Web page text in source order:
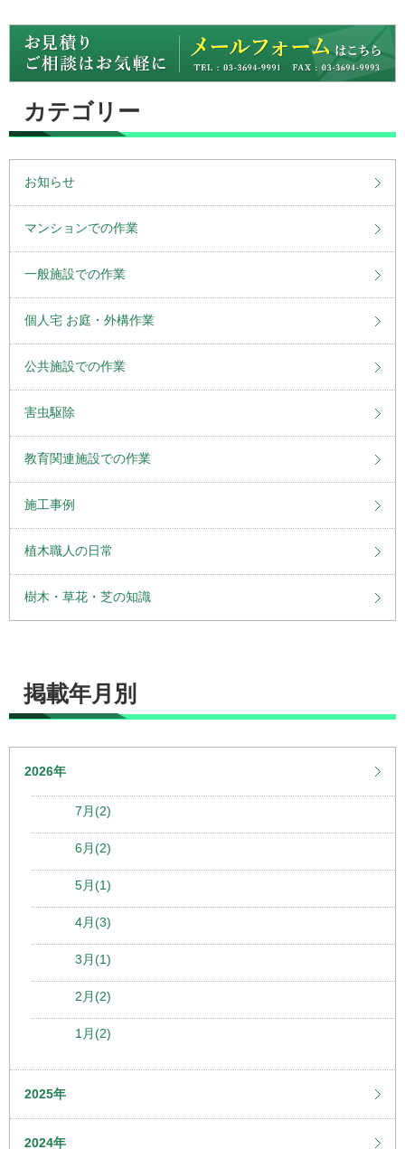
カテゴリー
お知らせ
マンションでの作業
一般施設での作業
個人宅 お庭・外構作業
公共施設での作業
害虫駆除
教育関連施設での作業
施工事例
植木職人の日常
樹木・草花・芝の知識
掲載年月別
2026年
7月(2)
6月(2)
5月(1)
4月(3)
3月(1)
2月(2)
1月(2)
2025年
2024年